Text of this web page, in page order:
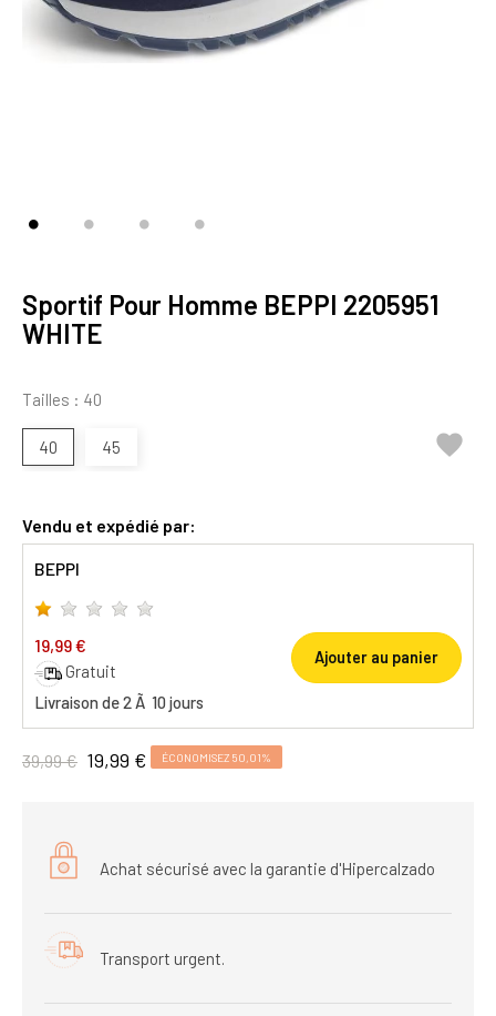
Sportif Pour Homme BEPPI 2205951
WHITE
Tailles : 40
40 45 
Vendu et expédié par:
BEPPI
19,99 €
Gratuit
Livraison de 2 Ã 10 jours
Ajouter au panier
39,99 € 19,99 € ÉCONOMISEZ 50,01%
Achat sécurisé avec la garantie d'Hipercalzado
Transport urgent.